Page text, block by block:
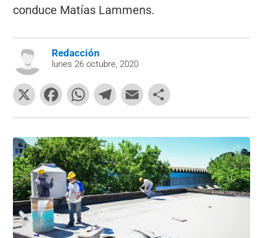
conduce Matías Lammens.
Redacción
lunes 26 octubre, 2020
X
F
a
c
e
b
o
o
k
W
h
at
s
A
p
p
T
el
e
gr
a
m
E
m
ai
l
o
m
p
ar
tir